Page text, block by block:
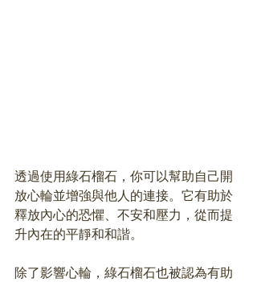
透過使用綠石榴石，你可以幫助自己開
放心輪並增強與他人的連接。它有助於
釋放內心的恐懼、不安和壓力，從而提
升內在的平靜和和諧。
除了影響心輪，綠石榴石也被認為有助